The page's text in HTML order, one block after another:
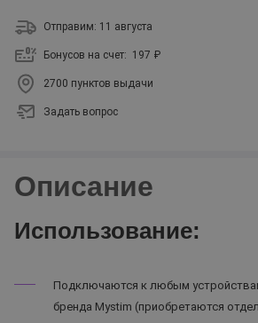
Отправим: 11 августа
Бонусов на счет: 197 ₽
2700 пунктов выдачи
Задать вопрос
Описание
Использование:
Подключаются к любым
бренда Mystim (приобретаются